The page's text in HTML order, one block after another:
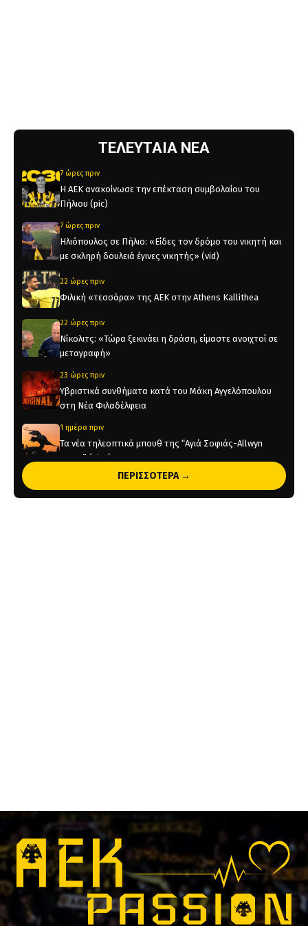
ΤΕΛΕΥΤΑΙΑ ΝΕΑ
7 ώρες πριν
Η ΑΕΚ ανακοίνωσε την επέκταση συμβολαίου του
Πήλιου (pic)
7 ώρες πριν
Ηλιόπουλος σε Πήλιο: «Είδες τον δρόμο του νικητή και
με σκληρή δουλειά έγινες νικητής» (vid)
22 ώρες πριν
Φιλική «τεσσάρα» της ΑΕΚ στην Athens Kallithea
22 ώρες πριν
Νίκολιτς: «Τώρα ξεκινάει η δράση, είμαστε ανοιχτοί σε
μεταγραφή»
23 ώρες πριν
Υβριστικά συνθήματα κατά του Μάκη Αγγελόπουλου
στη Νέα Φιλαδέλφεια
1 ημέρα πριν
Τα νέα τηλεοπτικά μπουθ της “Αγιά Σοφιάς-Allwyn
Arena” (pics)
Η ενδεκάδα της ΑΕΚ στο φιλικό με την Athens Kallithea
ΠΕΡΙΣΣΟΤΕΡΑ →